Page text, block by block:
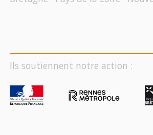
Ils soutiennent notre action :